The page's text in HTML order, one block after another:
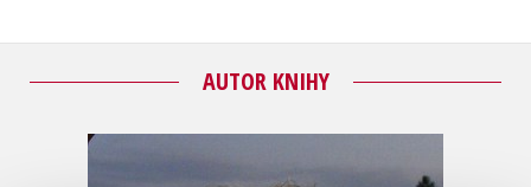
AUTOR KNIHY